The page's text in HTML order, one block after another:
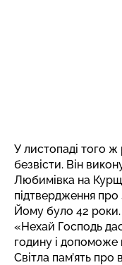
У листопаді того ж
безвісти. Він
Любимівка на
підтвердження
Йому було 42 роки.
«Нехай Господь
годину і
Світла пам’ять